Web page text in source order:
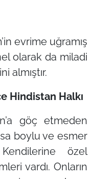
evrime uğramış
olarak da miladi
almıştır.
Hindistan Halkı
göç etmeden
boylu ve esmer
özel
vardı. Onların